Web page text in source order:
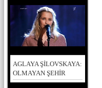
AGLAYA ŞİLOVSKAYA:
OLMAYAN ŞEHİR